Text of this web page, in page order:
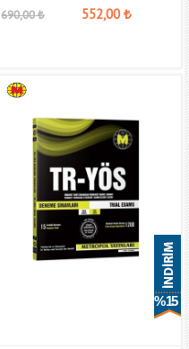
690,00₺ 552,00₺
% 15